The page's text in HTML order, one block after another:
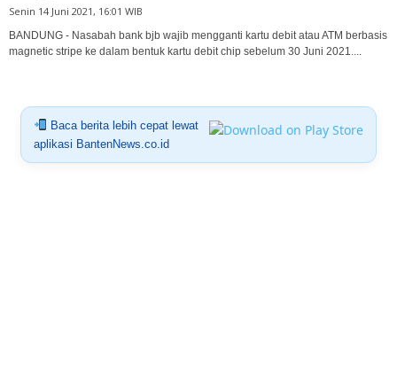
Senin 14 Juni 2021, 16:01 WIB
BANDUNG - Nasabah bank bjb wajib mengganti kartu debit atau ATM berbasis
magnetic stripe ke dalam bentuk kartu debit chip sebelum 30 Juni 2021....
Baca berita lebih cepat lewat
aplikasi BantenNews.co.id